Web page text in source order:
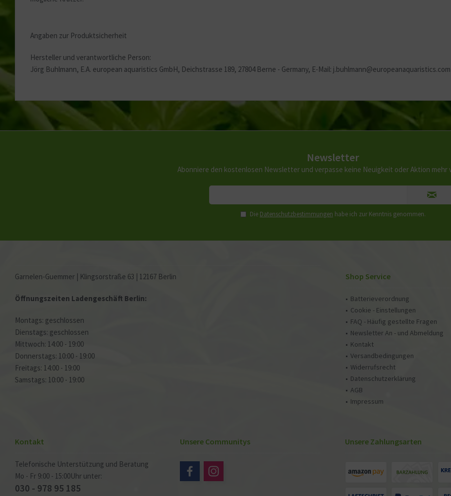
Angaben zur Produktsicherheit
Hersteller und verantwortliche Person:
Jörg Buhlmann, E.A. european aquaristics GmbH, Deichstrasse 189, 27804 Berne - Germany, E-Mail: j.buhlmann@europeanaquaristics.com
Newsletter
Abonniere den kostenlosen Newsletter und verpasse keine Neuigkeit oder Aktion mehr
Die Datenschutzbestimmungen habe ich zur Kenntnis genommen.
Garnelen-Guemmer | Klingsorstraße 63 | 12167 Berlin
Öffnungszeiten Ladengeschäft Berlin:
Montags: geschlossen
Dienstags: geschlossen
Mittwoch: 14:00 - 19:00
Donnerstags: 10:00 - 19:00
Freitags: 14:00 - 19:00
Samstags: 10:00 - 19:00
Shop Service
Batterieverordnung
Cookie - Einstellungen
FAQ - Häufig gestellte Fragen
Newsletter An - und Abmeldung
Kontakt
Versandbedingungen
Widerrufsrecht
Datenschutzerklärung
AGB
Impressum
Kontakt
Telefonische Unterstützung und Beratung
Mo - Fr 9:00 - 15:00Uhr unter:
030 - 978 95 185
Unsere Communitys Unsere Zahlungsarten